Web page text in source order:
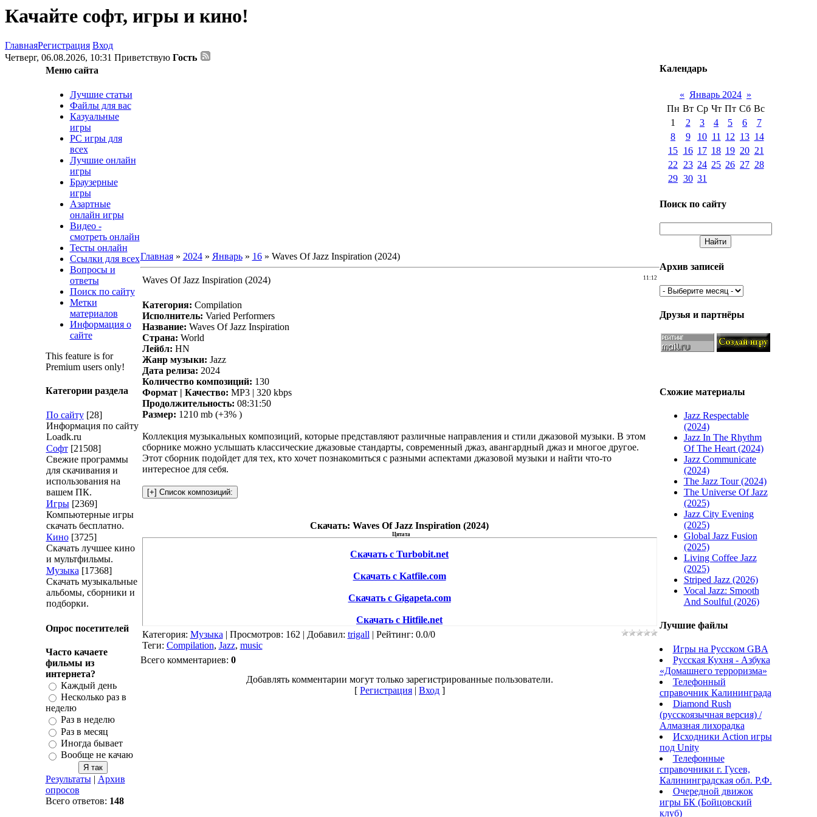
Качайте софт, игры и кино!
ГлавнаяРегистрация Вход
Четверг, 06.08.2026, 10:31 Приветствую Гость
Меню сайта
Лучшие статьи
Файлы для вас
Казуальные
игры
PC игры для
всех
Лучшие онлайн
игры
Браузерные
игры
Азартные
онлайн игры
Видео -
смотреть онлайн
Тесты онлайн
Ссылки для всех
Вопросы и
ответы
Поиск по сайту
Метки
материалов
Информация о
сайте
This feature is for
Premium users only!
Категории раздела
По сайту [28]
Информация по сайту
Loadk.ru
Софт [21508]
Свежие программы
для скачивания и
использования на
вашем ПК.
Игры [2369]
Компьютерные игры
скачать бесплатно.
Кино [3725]
Скачать лучшее кино
и мультфильмы.
Музыка [17368]
Скачать музыкальные
альбомы, сборники и
подборки.
Опрос посетителей
Часто качаете
фильмы из
интернета?
Каждый день
Несколько раз в
неделю
Раз в неделю
Раз в месяц
Иногда бывает
Вообще не качаю
Результаты| Архив
опросов
Всего ответов: 148
Главная» 2024 » Январь » 16» Waves Of Jazz Inspiration (2024)
11:12
Waves Of Jazz Inspiration (2024)
Категория: Compilation
Исполнитель: Varied Performers
Название: Waves Of Jazz Inspiration
Страна: World
Лейбл: HN
Жанр музыки: Jazz
Дата релиза: 2024
Количество композиций: 130
Формат | Качество: MP3 | 320 kbps
Продолжительность: 08:31:50
Размер: 1210 mb (+3% )
Коллекция музыкальных композиций, которые представляют различные направления и стили джазовой музыки. В этом
сборнике можно услышать классические джазовые стандарты, современный джаз, авангардный джаз и многое другое.
Этот сборник подойдет для тех, кто хочет познакомиться с разными аспектами джазовой музыки и найти что-то
интересное для себя.
Скачать: Waves Of Jazz Inspiration (2024)
Цитата
Скачать с Turbobit.net
Скачать с Katfile.com
Скачать с Gigapeta.com
Скачать с Hitfile.net
Категория: Музыка| Просмотров: 162 | Добавил: trigall| Рейтинг: 0.0/0
Теги: Compilation, Jazz, music
Всего комментариев: 0
Добавлять комментарии могут только зарегистрированные пользователи.
[ Регистрация | Вход ]
Календарь
« Январь 2024 »
Пн Вт Ср Чт Пт Сб Вс
1
2 3 4 5 6
7
8
9 10 11 12 13 14
15 16 17 18 19 20 21
22
23 24 25 26 27 28
29 30 31
Поиск по сайту
Архив записей
Друзья и партнёры
Схожие материалы
Jazz Respectable
(2024)
Jazz In The Rhythm
Of The Heart (2024)
Jazz Communicate
(2024)
The Jazz Tour (2024)
The Universe Of Jazz
(2025)
Jazz City Evening
(2025)
Global Jazz Fusion
(2025)
Living Coffee Jazz
(2025)
Striped Jazz (2026)
Vocal Jazz: Smooth
And Soulful (2026)
Лучшие файлы
Игры на Русском GBA
Русская Кухня - Азбука
«Домашнего терроризма»
Телефонный
справочник Калининграда
Diamond Rush
(русскоязычная версия) /
Алмазная лихорадка
Исходники Action игры
под Unity
Телефонные
справочники г. Гусев,
Калининградская обл. Р.Ф.
Очередной движок
игры БК (Бойцовский
клуб)